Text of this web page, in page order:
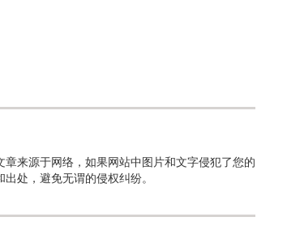
来源于网络，如果网站中图片和文字侵犯了您的
处，避免无谓的侵权纠纷。